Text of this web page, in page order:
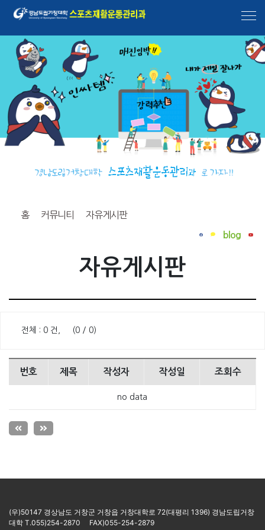
홈 대학홈페이지 입학홈페이지
홈 커뮤니티 자유게시판
blog
자유게시판
전체 : 0 건, (0 / 0)
번호 제목 작성자 작성일 조회수
no data
(우)50147 경상남도 거창군 거창읍 거창대학로 72(대평리 1396) 경남도립거창
대학 T.055)254-2870 FAX)055-254-2879